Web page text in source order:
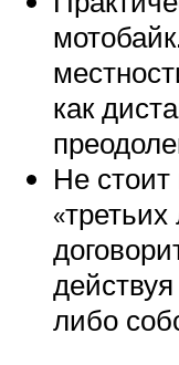
как
Не стоит
либо